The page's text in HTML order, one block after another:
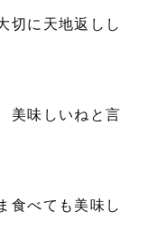
切に天地返しし
美味しいねと言
食べても美味し